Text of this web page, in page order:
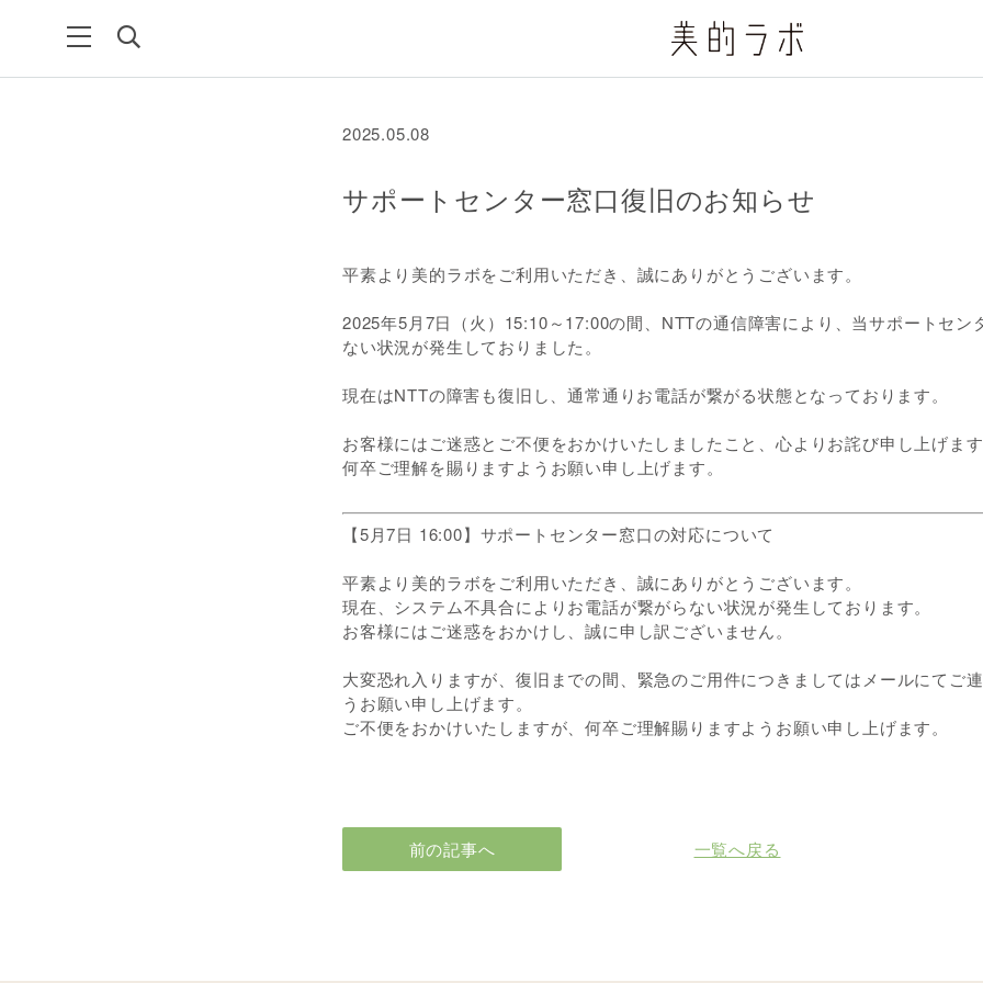
2025.05.08
サポートセンター窓口復旧のお知らせ
平素より美的ラボをご利用いただき、誠にありがとうございます。
2025年5月7日（火）15:10～17:00の間、NTTの通信障害により、当サポートセン
ない状況が発生しておりました。
現在はNTTの障害も復旧し、通常通りお電話が繋がる状態となっております。
お客様にはご迷惑とご不便をおかけいたしましたこと、心よりお詫び申し上げます
何卒ご理解を賜りますようお願い申し上げます。
【5月7日 16:00】サポートセンター窓口の対応について
平素より美的ラボをご利用いただき、誠にありがとうございます。
現在、システム不具合によりお電話が繋がらない状況が発生しております。
お客様にはご迷惑をおかけし、誠に申し訳ございません。
大変恐れ入りますが、復旧までの間、緊急のご用件につきましてはメールにてご
うお願い申し上げます。
前の記事へ 一覧へ戻る